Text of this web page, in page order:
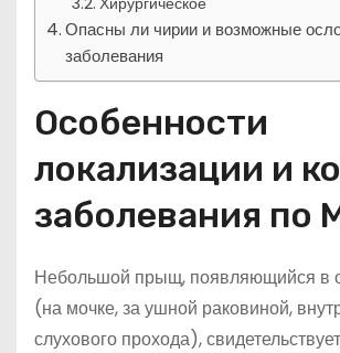
Опасны ли чирии и возможные
заболевания
Особенности
локализации и
заболевания по
Небольшой прыщ, появляющийся в
(на мочке, за ушной раковиной,
слухового прохода),